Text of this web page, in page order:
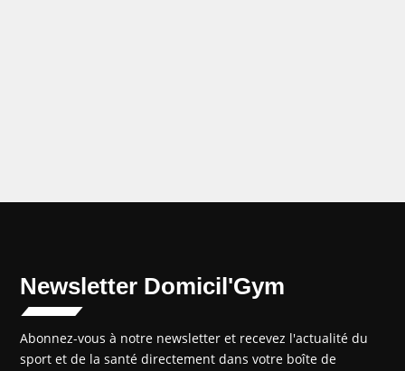
Newsletter Domicil'Gym
Abonnez-vous à notre newsletter et recevez l'actualité du
sport et de la santé directement dans votre boîte de